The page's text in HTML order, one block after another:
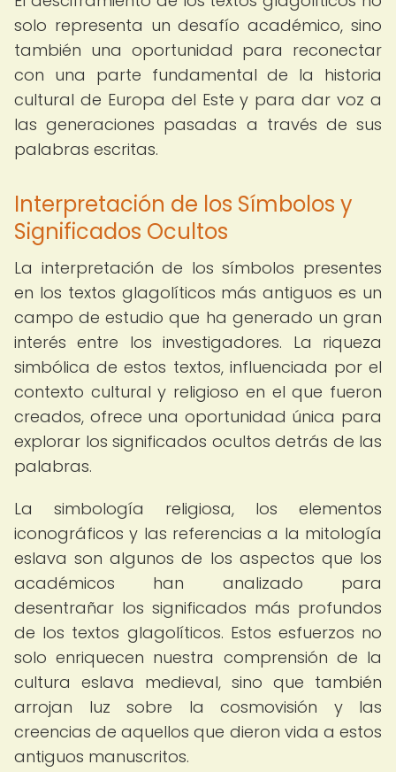
solo representa un desafío académico, sino
también una oportunidad para reconectar
con una parte fundamental de la historia
cultural de Europa del Este y para dar voz a
las generaciones pasadas a través de sus
palabras escritas.
Interpretación de los Símbolos y
Significados Ocultos
La interpretación de los símbolos presentes
en los textos glagolíticos más antiguos es un
campo de estudio que ha generado un gran
interés entre los investigadores. La riqueza
simbólica de estos textos, influenciada por el
contexto cultural y religioso en el que fueron
creados, ofrece una oportunidad única para
explorar los significados ocultos detrás de las
palabras.
La simbología religiosa, los elementos
iconográficos y las referencias a la mitología
eslava son algunos de los aspectos que los
académicos han analizado para
desentrañar los significados más profundos
de los textos glagolíticos. Estos esfuerzos no
solo enriquecen nuestra comprensión de la
cultura eslava medieval, sino que también
arrojan luz sobre la cosmovisión y las
creencias de aquellos que dieron vida a estos
antiguos manuscritos.